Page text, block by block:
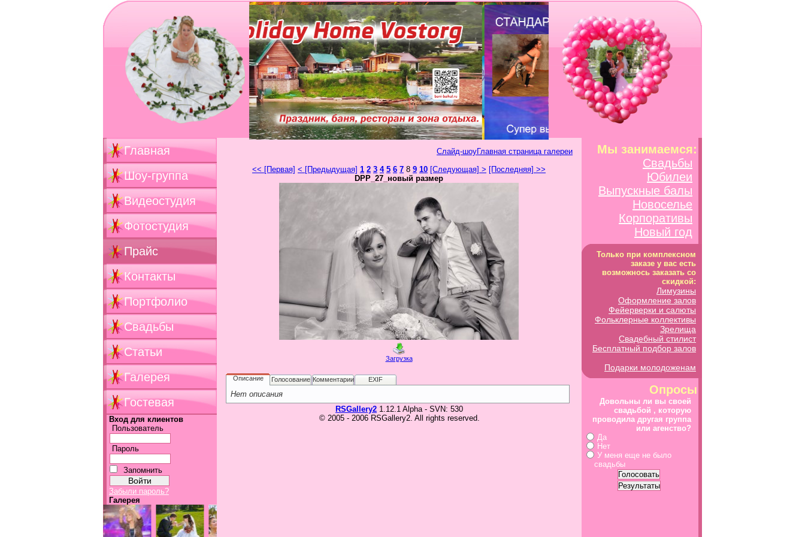
Главная
Шоу-группа
Видеостудия
Фотостудия
Прайс
Контакты
Портфолио
Свадьбы
Статьи
Галерея
Гостевая
Вход для клиентов
Пользователь
Пароль
Запомнить
Забыли пароль?
Галерея
Главная страница галереи
Слайд-шоу
<< [Первая] < [Предыдущая] 1 2 3 4 5 6 7 8 9 10 [Следующая] > [Последняя] >>
DPP_27_новый размер
Загрузка
Описание Голосование Комментарии EXIF
Нет описания
RSGallery2 1.12.1 Alpha - SVN: 530
© 2005 - 2006 RSGallery2. All rights reserved.
Мы занимаемся:
Свадьбы
Юбилеи
Выпускные балы
Новоселье
Корпоративы
Новый год
Только при комплексном
заказе у вас есть
возможнось заказать со
скидкой:
Лимузины
Оформление залов
Фейерверки и салюты
Фольклерные коллективы
Зрелища
Свадебный стилист
Бесплатный подбор залов
Подарки молодоженам
Опросы
Довольны ли вы своей
свадьбой , которую
проводила другая группа
или агенство?
Да
Нет
У меня еще не было
свадьбы